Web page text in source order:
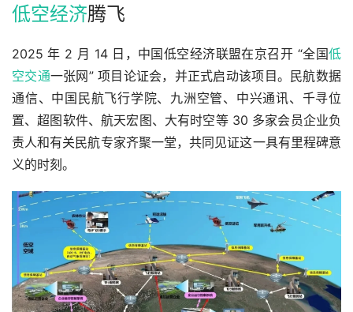
低空经济腾飞
2025 年 2 月 14 日，中国低空经济联盟在京召开 “全国低
空交通一张网” 项目论证会，并正式启动该项目。民航数据
通信、中国民航飞行学院、九洲空管、中兴通讯、千寻位
置、超图软件、航天宏图、大有时空等 30 多家会员企业负
责人和有关民航专家齐聚一堂，共同见证这一具有里程碑意
义的时刻。